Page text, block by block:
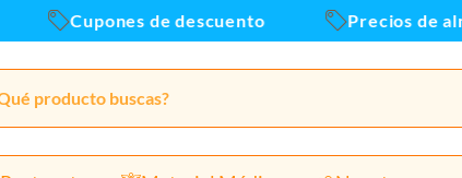
Cupones de descuento Precios de